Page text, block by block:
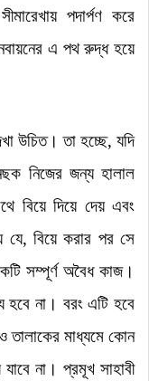
পদার্পণ করে
এ পথ রুদ্ধ হয়ে
উচিত। তা হচ্ছে, যদি
নিজের জন্য হালাল
বিয়ে দিয়ে দেয় এবং
যে, বিয়ে করার পর সে
সম্পূর্ণ অবৈধ কাজ।
হবে না। বরং এটি হবে
তালাকের মাধ্যমে কোন
না। প্রমূখ সাহাবী